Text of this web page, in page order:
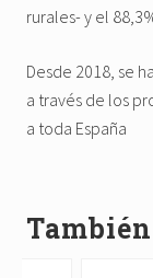
rurales- y el
Desde 2018, se
a través de los
a toda España